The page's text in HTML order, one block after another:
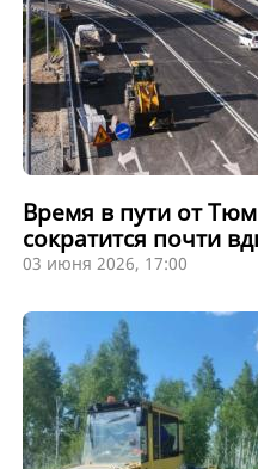
Время в пути от
сократится почти
03 июня 2026, 17:00